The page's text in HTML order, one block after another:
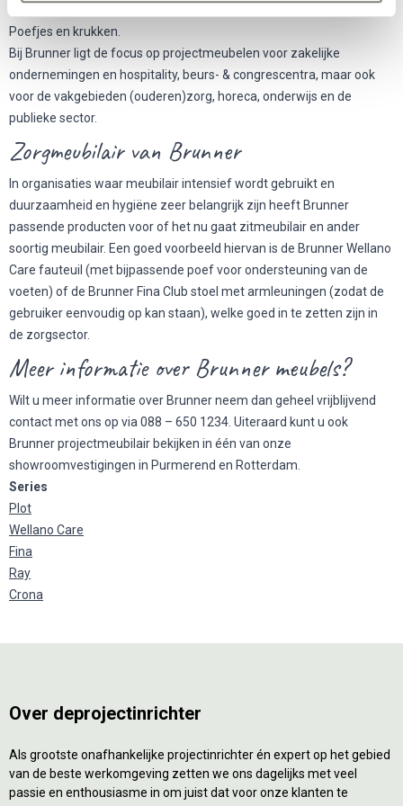
Poefjes en krukken.
Bij Brunner ligt de focus op projectmeubelen voor zakelijke
ondernemingen en hospitality, beurs- & congrescentra, maar ook
voor de vakgebieden (ouderen)zorg, horeca, onderwijs en de
publieke sector.
Zorgmeubilair van Brunner
In organisaties waar meubilair intensief wordt gebruikt en
duurzaamheid en hygiëne zeer belangrijk zijn heeft Brunner
passende producten voor of het nu gaat zitmeubilair en ander
soortig meubilair. Een goed voorbeeld hiervan is de Brunner Wellano
Care fauteuil (met bijpassende poef voor ondersteuning van de
voeten) of de Brunner Fina Club stoel met armleuningen (zodat de
gebruiker eenvoudig op kan staan), welke goed in te zetten zijn in
de zorgsector.
Meer informatie over Brunner meubels?
Wilt u meer informatie over Brunner neem dan geheel vrijblijvend
contact met ons op via 088 – 650 1234. Uiteraard kunt u ook
Brunner projectmeubilair bekijken in één van onze
showroomvestigingen in Purmerend en Rotterdam.
Series
Plot
Wellano Care
Fina
Ray
Crona
Over deprojectinrichter
Als grootste onafhankelijke projectinrichter én expert op het gebied
van de beste werkomgeving zetten we ons dagelijks met veel
passie en enthousiasme in om juist dat voor onze klanten te